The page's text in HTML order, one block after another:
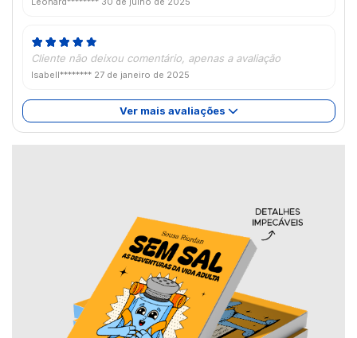
Cliente não deixou comentário, apenas a avaliação
Isabell******** 27 de janeiro de 2025
Ver mais avaliações